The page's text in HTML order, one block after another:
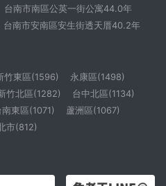
台南市南區公英一街公寓44.0年
台南市安南區安生街透天厝40.2年
竹東區(1596)
永康區(1498)
竹北區(1282)
台中北區(1134)
南東區(1071)
蘆洲區(1067)
市(812)